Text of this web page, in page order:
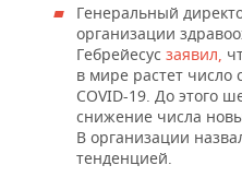
Генеральный
организации
Гебрейесус заявил,
в мире растет число
COVID-19. До этого
снижение числа
В организации
тенденцией.